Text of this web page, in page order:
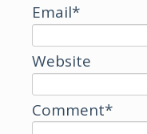
Email*
Website
Comment*